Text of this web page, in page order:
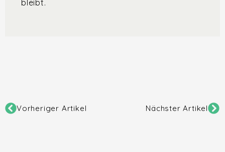
bleibt.
Vorheriger Artikel Nächster Artikel